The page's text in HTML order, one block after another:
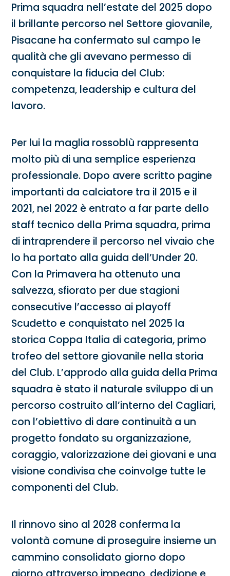
Prima squadra nell’estate del 2025 dopo
il brillante percorso nel Settore giovanile,
Pisacane ha confermato sul campo le
qualità che gli avevano permesso di
conquistare la fiducia del Club:
competenza, leadership e cultura del
lavoro.
Per lui la maglia rossoblù rappresenta
molto più di una semplice esperienza
professionale. Dopo avere scritto pagine
importanti da calciatore tra il 2015 e il
2021, nel 2022 è entrato a far parte dello
staff tecnico della Prima squadra, prima
di intraprendere il percorso nel vivaio che
lo ha portato alla guida dell’Under 20.
Con la Primavera ha ottenuto una
salvezza, sfiorato per due stagioni
consecutive l’accesso ai playoff
Scudetto e conquistato nel 2025 la
storica Coppa Italia di categoria, primo
trofeo del settore giovanile nella storia
del Club. L’approdo alla guida della Prima
squadra è stato il naturale sviluppo di un
percorso costruito all’interno del Cagliari,
con l’obiettivo di dare continuità a un
progetto fondato su organizzazione,
coraggio, valorizzazione dei giovani e una
visione condivisa che coinvolge tutte le
componenti del Club.
Il rinnovo sino al 2028 conferma la
volontà comune di proseguire insieme un
cammino consolidato giorno dopo